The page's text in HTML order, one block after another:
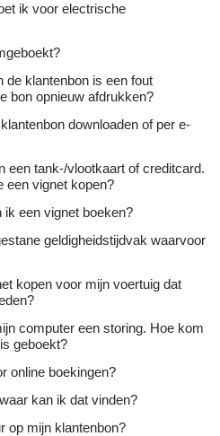
ik voor electrische
de klantenbon is een fout
bon opnieuw afdrukken?
downloaden of per e-
een tank-/vlootkaart of creditcard.
een vignet kopen?
een vignet boeken?
geldigheidstijdvak waarvoor
kopen voor mijn voertuig dat
computer een storing. Hoe kom
geboekt?
online boekingen?
kan ik dat vinden?
op mijn klantenbon?